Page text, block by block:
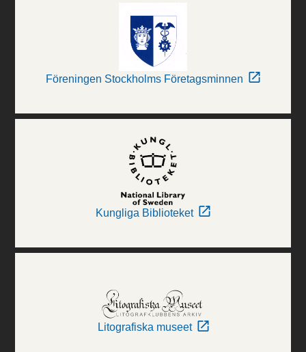
Föreningen Stockholms Företagsminnen
Kungliga Biblioteket
Litografiska museet